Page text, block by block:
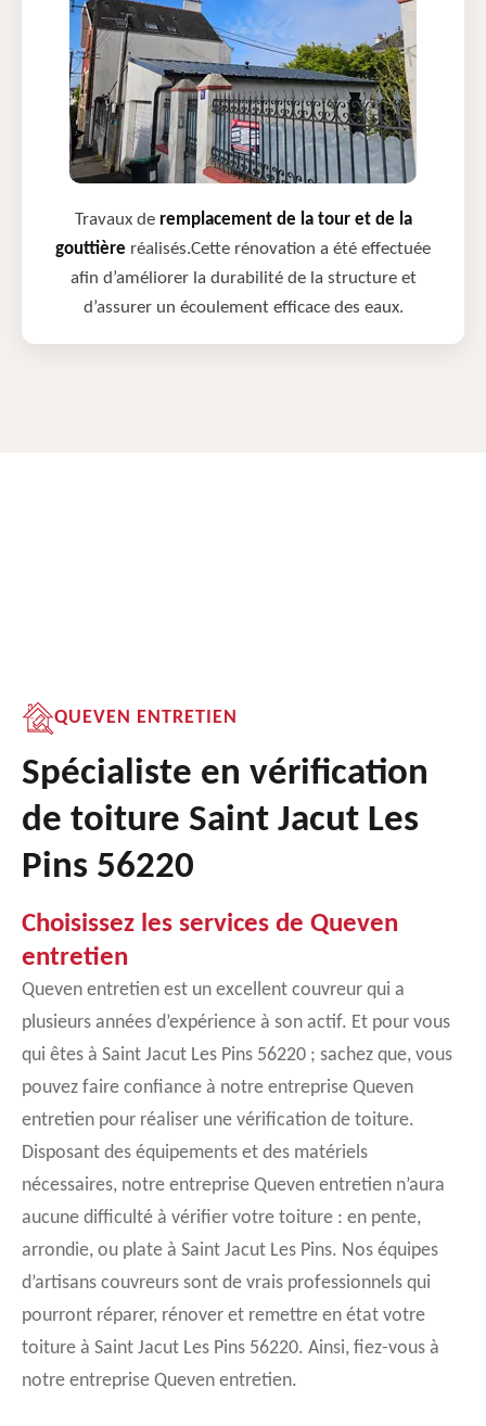
Travaux de remplacement de la tour et de la
gouttière réalisés.Cette rénovation a été effectuée
afin d’améliorer la durabilité de la structure et
d’assurer un écoulement efficace des eaux.
QUEVEN ENTRETIEN
Spécialiste en vérification
de toiture Saint Jacut Les
Pins 56220
Choisissez les services de Queven
entretien
Queven entretien est un excellent couvreur qui a
plusieurs années d’expérience à son actif. Et pour vous
qui êtes à Saint Jacut Les Pins 56220 ; sachez que, vous
pouvez faire confiance à notre entreprise Queven
entretien pour réaliser une vérification de toiture.
Disposant des équipements et des matériels
nécessaires, notre entreprise Queven entretien n’aura
aucune difficulté à vérifier votre toiture : en pente,
arrondie, ou plate à Saint Jacut Les Pins. Nos équipes
d’artisans couvreurs sont de vrais professionnels qui
pourront réparer, rénover et remettre en état votre
toiture à Saint Jacut Les Pins 56220. Ainsi, fiez-vous à
notre entreprise Queven entretien.